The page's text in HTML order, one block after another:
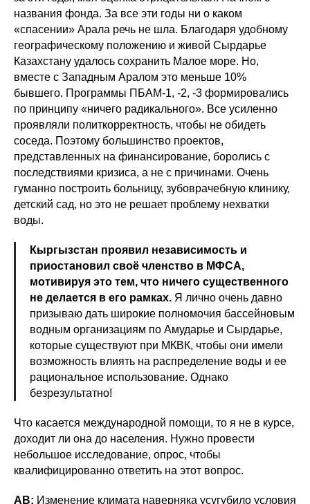
названия фонда. За все эти годы ни о каком
«спасении» Арала речь не шла. Благодаря удобному
географическому положению и живой Сырдарье
Казахстану удалось сохранить Малое море. Но,
вместе с Западным Аралом это меньше 10%
бывшего. Программы ПБАМ-1, -2, -3 формировались
по принципу «ничего радикального». Все усиленно
проявляли политкорректность, чтобы не обидеть
соседа. Поэтому большинство проектов,
представленных на финансирование, боролись с
последствиями кризиса, а не с причинами. Очень
гуманно построить больницу, зубоврачебную клинику,
детский сад, но это не решает проблему нехватки
воды.
Кыргызстан проявил независимость и
приостановил своё членство в МФСА,
мотивируя это тем, что ничего существенного
не делается в его рамках. Я лично очень давно
призываю дать широкие полномочия бассейновым
водным организациям по Амударье и Сырдарье,
которые существуют при МКВК, чтобы они имели
возможность влиять на распределение воды и ее
рациональное использование. Однако
безрезультатно!
Что касается международной помощи, то я не в курсе,
доходит ли она до населения. Нужно провести
небольшое исследование, опрос, чтобы
квалифицированно ответить на этот вопрос.
АВ: Изменение климата наверняка усугубило условия